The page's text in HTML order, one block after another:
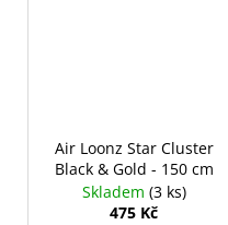
Air Loonz Star Cluster
Black & Gold - 150 cm
Skladem (3 ks)
475 Kč